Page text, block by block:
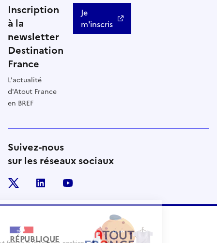
Inscription
à la
newsletter
Destination
France
L'actualité
d'Atout France
en BREF
Je
m'inscris
Suivez-nous
sur les réseaux sociaux
linkedin
RÉPUBLIQUE